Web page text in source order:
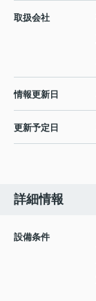
取扱会社
情報更新日
更新予定日
詳細情報
設備条件